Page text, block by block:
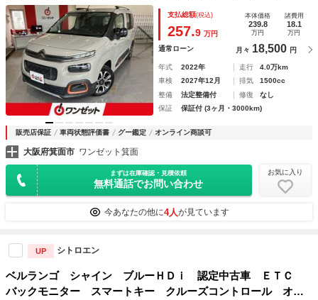
ルーズコントロール メーカーディスプレイオーディオ ブラ
インドスポットモニター バックモニター 純正１７インチＡ
Ｗ パドルシフ
支払総額(税込)
257.9 万円
本体価格
239.8
万円
諸費用
18.1
万円
通常ローン 月々 18,500 円
年式 2022年 走行
4.0万km
車検
2027年12月 排気
1500cc
整備
法定整備付 修復
なし
保証
保証付 (3ヶ月・3000km)
販売店保証 車両状態評価書 グー鑑定 オンライン商談可
大阪府箕面市 ワンゼット箕面
まずは在庫確認・見積依頼
無料通話でお問い合わせ
お気に入り
今あなたの他に4人が見ています
UP シトロエン
ベルランゴ シャイン ブルーＨＤｉ 認定中古車 ＥＴＣ
バックモニター スマートキー クルーズコントロール オー